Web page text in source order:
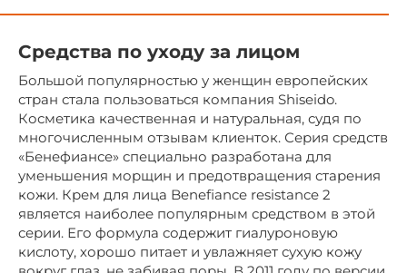
Средства по уходу за лицом
Большой популярностью у женщин европейских
стран стала пользоваться компания Shiseido.
Косметика качественная и натуральная, судя по
многочисленным отзывам клиенток. Серия средств
«Бенефиансе» специально разработана для
уменьшения морщин и предотвращения старения
кожи. Крем для лица Benefiance resistance 2
является наиболее популярным средством в этой
серии. Его формула содержит гиалуроновую
кислоту, хорошо питает и увлажняет сухую кожу